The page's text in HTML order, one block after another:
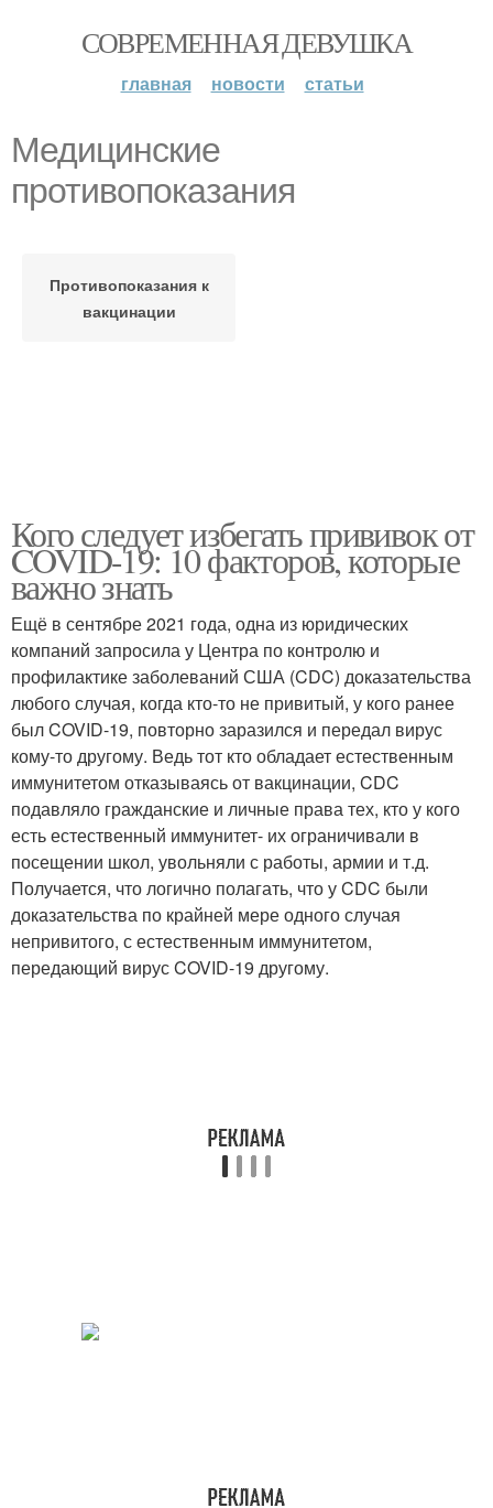
СОВРЕМЕННАЯ ДЕВУШКА
главная новости статьи
Медицинские
противопоказания
Противопоказания к
вакцинации
Кого следует избегать прививок от
COVID-19: 10 факторов, которые
важно знать
Ещё в сентябре 2021 года, одна из юридических
компаний запросила у Центра по контролю и
профилактике заболеваний США (CDC) доказательства
любого случая, когда кто-то не привитый, у кого ранее
был COVID-19, повторно заразился и передал вирус
кому-то другому. Ведь тот кто обладает естественным
иммунитетом отказываясь от вакцинации, CDC
подавляло гражданские и личные права тех, кто у кого
есть естественный иммунитет- их ограничивали в
посещении школ, увольняли с работы, армии и т.д.
Получается, что логично полагать, что у CDC были
доказательства по крайней мере одного случая
непривитого, с естественным иммунитетом,
передающий вирус COVID-19 другому.